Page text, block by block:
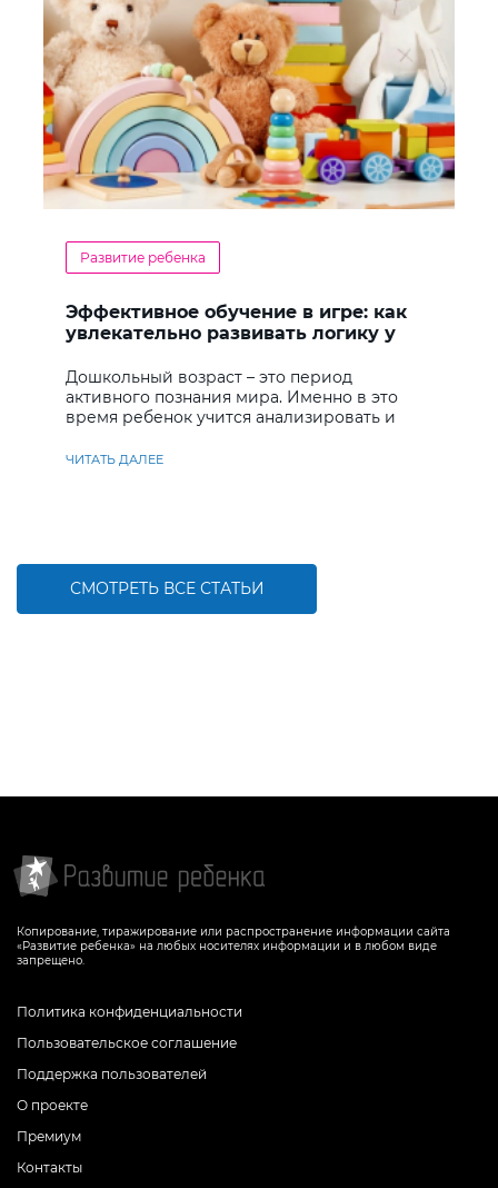
Развитие ребенка
Эффективное обучение в игре: как
увлекательно развивать логику у
Дошкольный возраст – это период
активного познания мира. Именно в это
время ребенок учится анализировать и
ЧИТАТЬ ДАЛЕЕ
СМОТРЕТЬ ВСЕ СТАТЬИ
Копирование, тиражирование или распространение информации сайта
«Развитие ребенка» на любых носителях информации и в любом виде
запрещено.
Политика конфиденциальности
Пользовательское соглашение
Поддержка пользователей
О проекте
Премиум
Контакты